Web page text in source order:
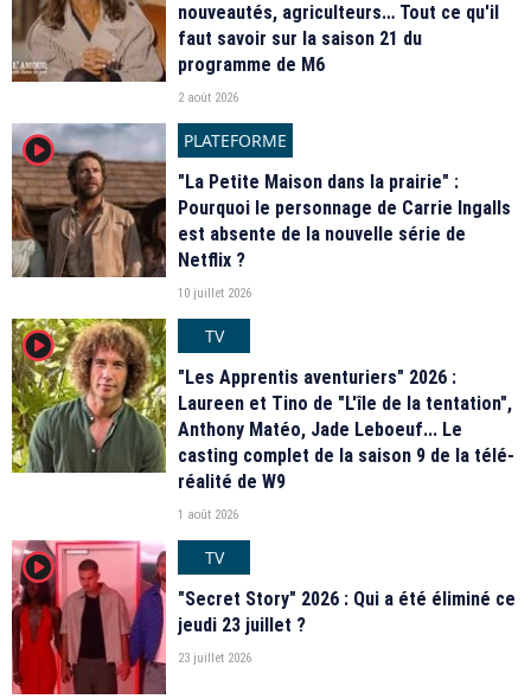
nouveautés, agriculteurs… Tout ce qu'il
faut savoir sur la saison 21 du
programme de M6
2 août 2026
player2
PLATEFORME
"La Petite Maison dans la prairie" :
Pourquoi le personnage de Carrie Ingalls
est absente de la nouvelle série de
Netflix ?
10 juillet 2026
player2
TV
"Les Apprentis aventuriers" 2026 :
Laureen et Tino de "L'île de la tentation",
Anthony Matéo, Jade Leboeuf... Le
casting complet de la saison 9 de la télé-
réalité de W9
1 août 2026
player2
TV
"Secret Story" 2026 : Qui a été éliminé ce
jeudi 23 juillet ?
23 juillet 2026